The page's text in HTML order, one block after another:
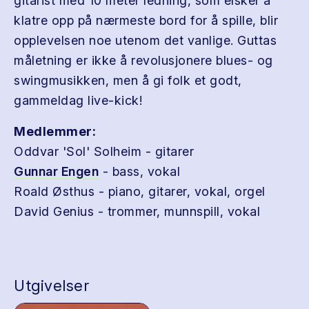
klatre opp på nærmeste bord for å spille, blir
opplevelsen noe utenom det vanlige. Guttas
måletning er ikke å revolusjonere blues- og
swingmusikken, men å gi folk et godt,
gammeldag live-kick!
Medlemmer:
Oddvar 'Sol' Solheim - gitarer
Gunnar Engen - bass, vokal
Roald Østhus - piano, gitarer, vokal, orgel
David Genius - trommer, munnspill, vokal
Utgivelser